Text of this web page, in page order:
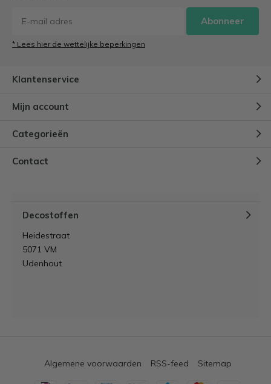
duurzame stoffen voor meubels
aan:
Hopper
Velboa
Canvas katoen
Digitale print
Linnenlook
Ottoman
Abonneer
* Lees hier de wettelijke beperkingen
Klantenservice
Mijn account
Categorieën
Contact
Decostoffen
Heidestraat
5071 VM
Udenhout
Algemene voorwaarden RSS-feed Sitemap